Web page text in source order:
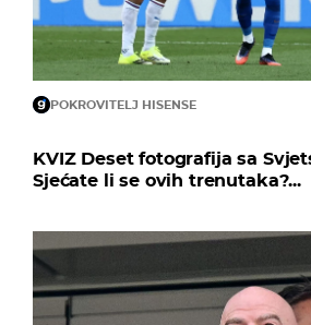
POKROVITELJ HISENSE
KVIZ Deset fotografija sa
Sjećate li se ovih trenutaka?...